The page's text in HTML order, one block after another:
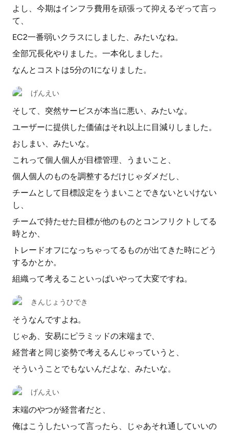
よし、今期はインフラ費用を頑張って抑えるぞって言っ
て、
EC2一番弱いクラスにしました、みたいなね。
全部冗長化やりました。一本化しました。
なんとコストは5分の1になりました。
げんえい
そして、突然サービスが本当に悪い、みたいな。
ユーザーに提供した価値はそれ以上に目減りしました。
おしまい、みたいな。
これって個人個人が目標管理、うまいこと、
個人個人のものを調整するだけじゃダメだし、
チームとして目標設定をうまいことできないといけない
し、
チームで持たせた目標が他のものとコンフリクトしてる
時とか、
トレードオフになっちゃってるものが出てきた時にどう
するかとか。
組織って考えることいっぱいやって大変ですね。
きんじょうひでき
そうなんですよね。
じゃあ、安易にピラミッドの末端まで、
経営者と同じ姿勢で考えるんじゃっていうと、
そういうことでもないんだよな、みたいな。
げんえい
末端のやつが経営者だと、
俺はこうしたいって言ったら、じゃあそれ通していいの